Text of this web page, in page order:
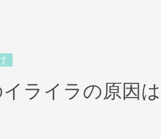
ライラの原因は